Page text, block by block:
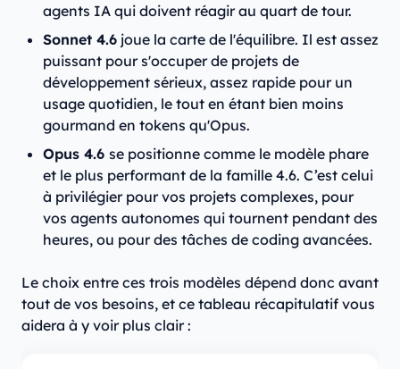
agents IA qui doivent réagir au quart de tour.
Sonnet 4.6 joue la carte de l'équilibre. Il est assez
puissant pour s'occuper de projets de
développement sérieux, assez rapide pour un
usage quotidien, le tout en étant bien moins
gourmand en tokens qu'Opus.
Opus 4.6 se positionne comme le modèle phare
et le plus performant de la famille 4.6. C’est celui
à privilégier pour vos projets complexes, pour
vos agents autonomes qui tournent pendant des
heures, ou pour des tâches de coding avancées.
Le choix entre ces trois modèles dépend donc avant
tout de vos besoins, et ce tableau récapitulatif vous
aidera à y voir plus clair :